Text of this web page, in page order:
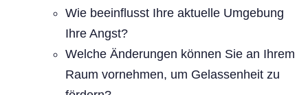
Wie beeinflusst Ihre aktuelle Umgebung
Ihre Angst?
Welche Änderungen können Sie an Ihrem
Raum vornehmen, um Gelassenheit zu